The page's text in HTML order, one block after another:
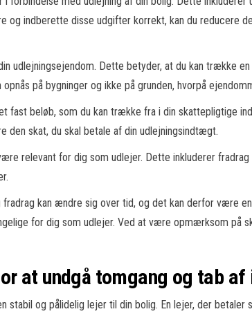
og indberette disse udgifter korrekt, kan du reducere
udlejningsejendom. Dette betyder, at du kan trække
på bygninger og ikke på grunden, hvorpå
fast beløb, som du kan trække fra i din skattepligtige
den skat, du skal betale af din udlejningsindtægt.
relevant for dig som udlejer. Dette inkluderer
kan ændre sig over tid, og det kan derfor være
for dig som udlejer. Ved at være opmærksom på
at undgå tomgang og tab
og pålidelig lejer til din bolig. En lejer, der betaler